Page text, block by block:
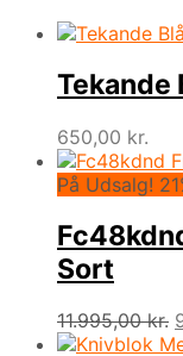
Tekande
650,00 kr.
På Udsalg!
Sort
11.995,00kr.